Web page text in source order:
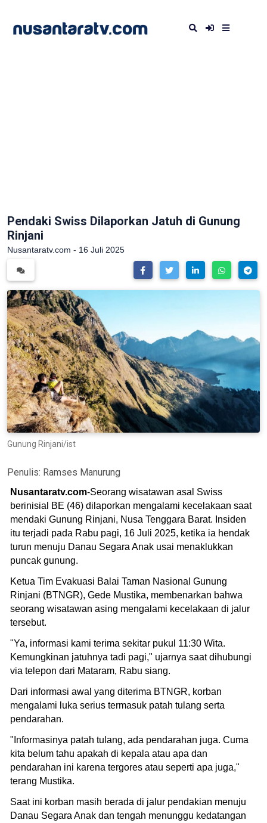
Pendaki Swiss Dilaporkan Jatuh di Gunung
Rinjani
Nusantaratv.com - 16 Juli 2025
Gunung Rinjani/ist
Penulis: Ramses Manurung
Nusantaratv.com-Seorang wisatawan asal Swiss
berinisial BE (46) dilaporkan mengalami kecelakaan saat
mendaki Gunung Rinjani, Nusa Tenggara Barat. Insiden
itu terjadi pada Rabu pagi, 16 Juli 2025, ketika ia hendak
turun menuju Danau Segara Anak usai menaklukkan
puncak gunung.
Ketua Tim Evakuasi Balai Taman Nasional Gunung
Rinjani (BTNGR), Gede Mustika, membenarkan bahwa
seorang wisatawan asing mengalami kecelakaan di jalur
tersebut.
"Ya, informasi kami terima sekitar pukul 11:30 Wita.
Kemungkinan jatuhnya tadi pagi," ujarnya saat dihubungi
via telepon dari Mataram, Rabu siang.
Dari informasi awal yang diterima BTNGR, korban
mengalami luka serius termasuk patah tulang serta
pendarahan.
"Informasinya patah tulang, ada pendarahan juga. Cuma
kita belum tahu apakah di kepala atau apa dan
pendarahan ini karena tergores atau seperti apa juga,"
terang Mustika.
Saat ini korban masih berada di jalur pendakian menuju
Danau Segara Anak dan tengah menunggu kedatangan